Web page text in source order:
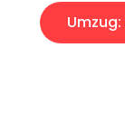
Umzug: